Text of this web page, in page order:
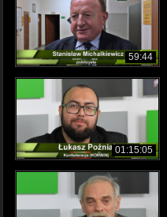
59:44
01:15:05